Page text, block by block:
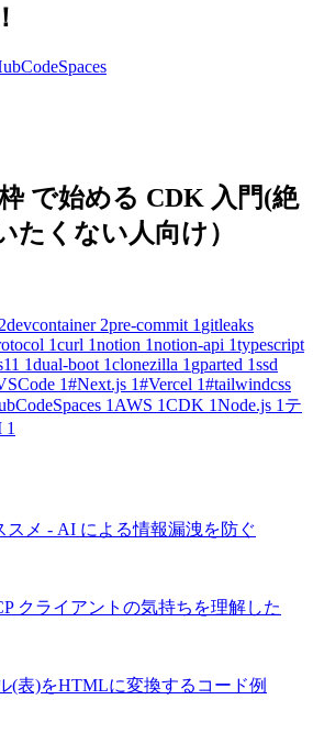
で始める CDK 入門(絶
たくない人向け）
2devcontainer 2pre-commit 1 gitleaks
1curl 1notion 1notion-api 1typescript
1dual-boot 1clonezilla 1 gparted 1ssd
1#Next.js 1#Vercel 1#tailwindcss
1 AWS 1CDK 1Node.js 1 テ
1
スメ - AI による情報漏洩を防ぐ
クライアントの気持ちを理解した
(表)をHTMLに変換するコード例